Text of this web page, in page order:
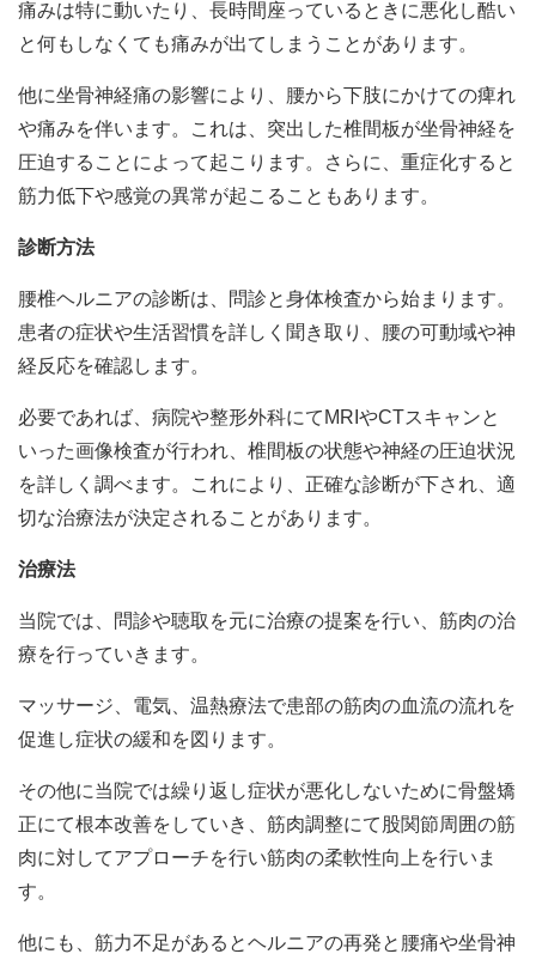
痛みは特に動いたり、長時間座っているときに悪化し酷い
と何もしなくても痛みが出てしまうことがあります。
他に坐骨神経痛の影響により、腰から下肢にかけての痺れ
や痛みを伴います。これは、突出した椎間板が坐骨神経を
圧迫することによって起こります。さらに、重症化すると
筋力低下や感覚の異常が起こることもあります。
診断方法
腰椎ヘルニアの診断は、問診と身体検査から始まります。
患者の症状や生活習慣を詳しく聞き取り、腰の可動域や神
経反応を確認します。
必要であれば、病院や整形外科にて MRI やCTスキャンと
いった画像検査が行われ、椎間板の状態や神経の圧迫状況
を詳しく調べます。これにより、正確な診断が下され、適
切な治療法が決定されることがあります。
治療法
当院では、問診や聴取を元に治療の提案を行い、筋肉の治
療を行っていきます。
マッサージ、電気、温熱療法で患部の筋肉の血流の流れを
促進し症状の緩和を図ります。
その他に当院では繰り返し症状が悪化しないために骨盤矯
正にて根本改善をしていき、筋肉調整にて股関節周囲の筋
肉に対してアプローチを行い筋肉の柔軟性向上を行いま
す。
他にも、筋力不足があるとヘルニアの再発と腰痛や坐骨神